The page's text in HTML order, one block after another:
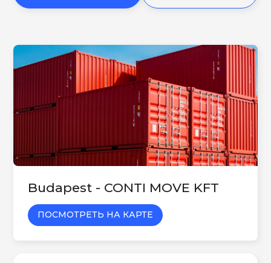
Budapest - CONTI MOVE KFT
ПОСМОТРЕТЬ НА КАРТЕ